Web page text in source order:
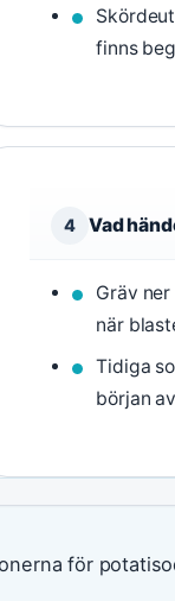
finns
4 Vad
Gräv
när
Tidiga
början
för